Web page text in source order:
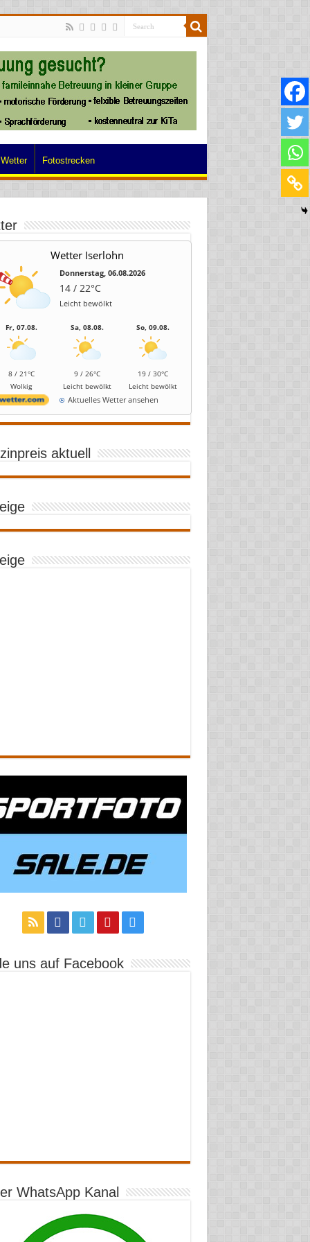
Wetter Fotostrecken
Wetter Iserlohn
Donnerstag, 06.08.2026
14 / 22°C
Leicht bewölkt
Fr, 07.08.
8 / 21°C
Wolkig
Sa, 08.08.
9 / 26°C
Leicht bewölkt
So, 09.08.
19 / 30°C
Leicht bewölkt
Aktuelles Wetter ansehen
aktuell
uns auf Facebook
WhatsApp Kanal